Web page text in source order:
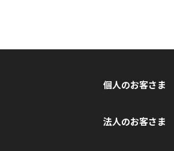
個人のお客さま
法人のお客さま